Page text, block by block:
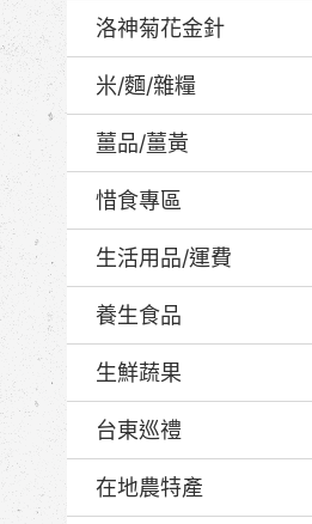
洛神菊花金針
米/麵/雜糧
薑品/薑黃
惜食專區
生活用品/運費
養生食品
生鮮蔬果
台東巡禮
在地農特產